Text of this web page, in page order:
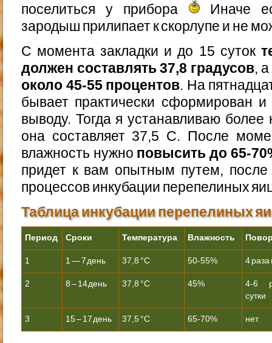
поселиться у прибора
Иначе
зародыш прилипает к скорлупе и не
С момента закладки и до 15 суток
должен составлять 37,8 градусов,
около 45-55 процентов. На
бывает практически сформирован и
выводу. Тогда я устанавливаю
она составляет 37,5 C. После
влажность нужно повысить до 65-
придет к вам опытным путем, после
процессов инкубации перепелиных
Таблица инкубации перепелиных
Период Сроки Температура Влажность
1 1 — 7 день 37,8 °С 50-55% 4 раза
2 8 – 14 день 37,8 °С 45%
4-6
сутки
3 15 – 17 день 37,5 °С 65-70% нет